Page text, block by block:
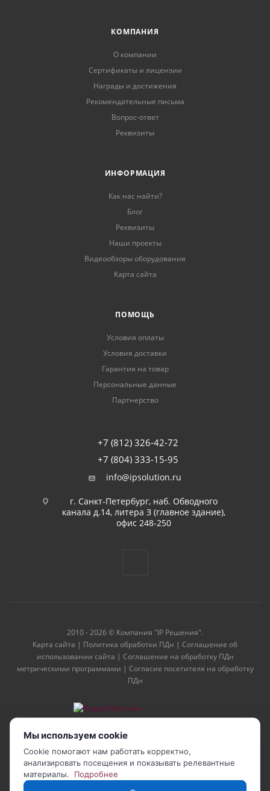
КОМПАНИЯ
О компании
Сертификаты и лицензии
Награды и достижения
Рекомендательные письма
Вопрос-ответ
Реквизиты
ИНФОРМАЦИЯ
Как нас найти?
Блог
Реквизиты
Наши проекты
Видеообзоры оборудования
Карта сайта
ПОМОЩЬ
Условия оплаты
Условия доставки
Гарантия на товар
Персональные данные
Партнерство
+7 (812) 326-42-72
+7 (804) 333-15-95
info@ipsolution.ru
г. Санкт-Петербург, наб. Обводного
канала д.14, литера З (главное здание),
офис 248-250
2010 - 2026 © Компания "IP Решения".
Карта сайта | Политика обработки ПДн | Соглашение об
использовании сайта | Соглашение на обработку ПДн
метрическими программами | Согласие посетителя на обработку
ПДн
Мы используем cookie
Cookie помогают нам работать корректно,
анализировать посещения и показывать релевантные
материалы.
Подробнее